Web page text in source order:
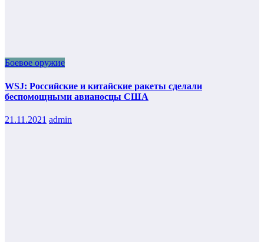
Боевое оружие
WSJ: Российские и китайские ракеты сделали
беспомощными авианосцы США
21.11.2021 admin